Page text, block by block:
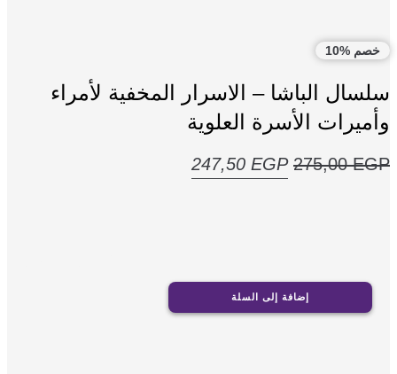
خصم %10
سلسال الباشا – الاسرار المخفية لأمراء
وأميرات الأسرة العلوية
275,00EGP
السعر247,50 EGP
كمية
سلسال
إضافة إلى السلة